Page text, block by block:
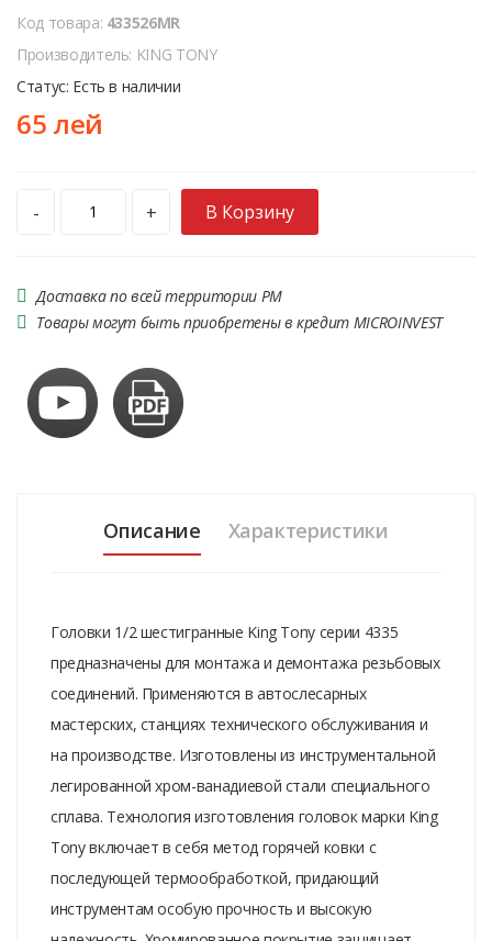
Код товара: 433526MR
Производитель: KING TONY
Статус: Есть в наличии
65 лей
- + В Корзину
Доставка по всей территории РМ
Товары могут быть приобретены в кредит MICROINVEST
Описание Характеристики
Головки 1/2 шестигранные King Tony серии 4335
предназначены для монтажа и демонтажа резьбовых
соединений. Применяются в автослесарных
мастерских, станциях технического обслуживания и
на производстве. Изготовлены из инструментальной
легированной хром-ванадиевой стали специального
сплава. Технология изготовления головок марки King
Tony включает в себя метод горячей ковки с
последующей термообработкой, придающий
инструментам особую прочность и высокую